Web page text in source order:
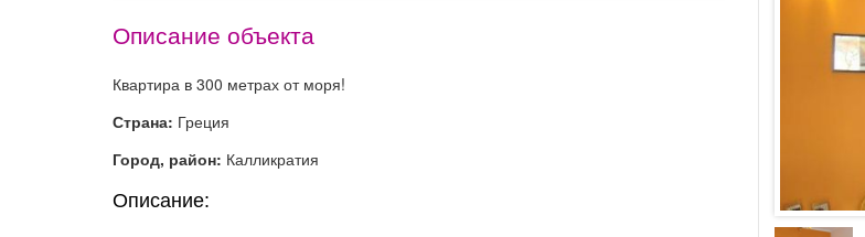
Описание объекта
Квартира в 300 метрах от моря!
Страна: Греция
Город, район: Калликратия
Описание: